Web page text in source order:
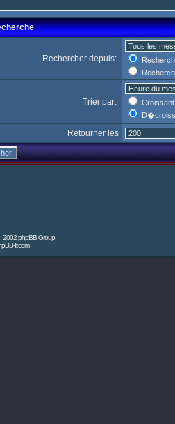
Rechercher depuis:
Trier par:
Croissant
Retourner les
phpBB Group
fr.com